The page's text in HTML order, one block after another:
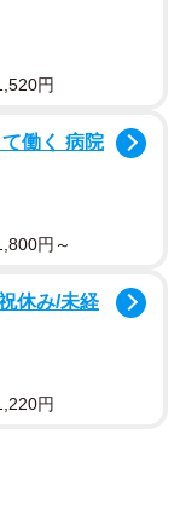
版」
ップの公式アカ
イが寄せられ、
円
働く 病院
円～
休み/未経
円